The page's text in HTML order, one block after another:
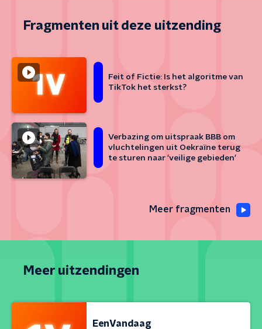
Fragmenten uit deze uitzending
Feit of Fictie: Is het algoritme van
TikTok het sterkst?
Verbazing om uitspraak BBB om
vluchtelingen uit Oekraïne terug
te sturen naar 'veilige gebieden'
Meer fragmenten
Meer uitzendingen
EenVandaag